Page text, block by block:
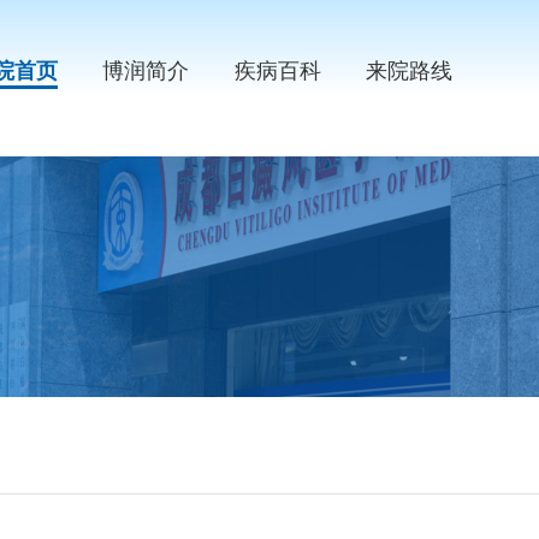
首页 博润简介 疾病百科 来院路线